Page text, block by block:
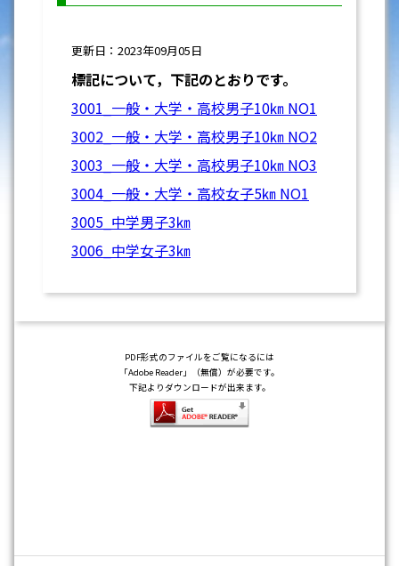
更新日：2023年09月05日
標記について，下記のとおりです。
3001_一般・大学・高校男子10㎞ NO1
3002_一般・大学・高校男子10㎞ NO2
3003_一般・大学・高校男子10㎞ NO3
3004_一般・大学・高校女子5㎞ NO1
3005_中学男子3㎞
3006_中学女子3㎞
PDF形式のファイルをご覧になるには
「Adobe Reader」（無償）が必要です。
下記よりダウンロードが出来ます。